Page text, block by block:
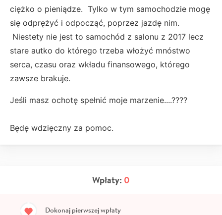
ciężko o pieniądze. Tylko w tym samochodzie mogę
się odprężyć i odpocząć, poprzez jazdę nim.
Niestety nie jest to samochód z salonu z 2017 lecz
stare autko do którego trzeba włożyć mnóstwo
serca, czasu oraz wkładu finansowego, którego
zawsze brakuje.
Jeśli masz ochotę spełnić moje marzenie....????
Będę wdzięczny za pomoc.
Wpłaty: 0
Dokonaj pierwszej wpłaty